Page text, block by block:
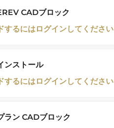
CADブロック
するにはログインしてください
ンストール
するにはログインしてください
ン CADブロック